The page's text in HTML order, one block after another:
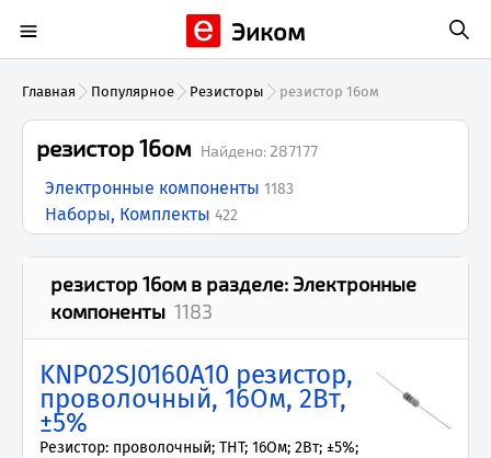
Эиком
Главная Популярное Резисторы резистор 16ом
резистор 16ом Найдено: 287177
Электронные компоненты 1183
Наборы, Комплекты 422
резистор 16ом в разделе:Электронные
компоненты 1183
KNP02SJ0160A10 резистор,
проволочный, 16Ом, 2Вт,
±5%
Резистор: проволочный; THT; 16Ом; 2Вт; ±5%;